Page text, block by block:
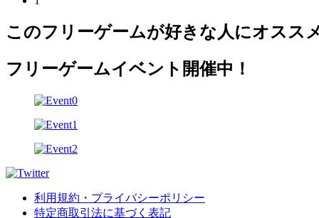
このフリーゲームが好きな人にオスス
フリーゲームイベント開催中！
利用規約・プライバシーポリシー
特定商取引法に基づく表記